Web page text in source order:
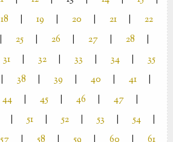
18 19 20 21
22
25 26 27 28
31 32 33 34
35
38 39 40 41
44 45 46 47
51 52 53 54